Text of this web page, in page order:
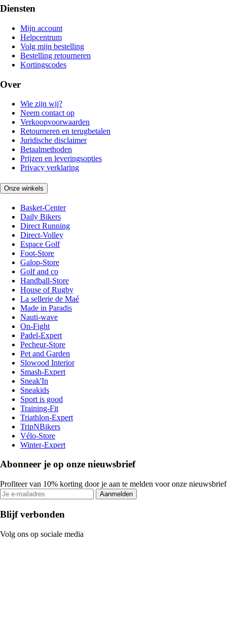
Diensten
Mijn account
Helpcentrum
Volg mijn bestelling
Bestelling retourneren
Kortingscodes
Over
Wie zijn wij?
Neem contact op
Verkoopvoorwaarden
Retourneren en terugbetalen
Juridische disclaimer
Betaalmethoden
Prijzen en leveringsopties
Privacy verklaring
Onze winkels
Basket-Center
Daily Bikers
Direct Running
Direct-Volley
Espace Golf
Foot-Store
Galop-Store
Golf and co
Handball-Store
House of Rugby
La sellerie de Maé
Made in Paradis
Nauti-wave
On-Fight
Padel-Expert
Pecheur-Store
Pet and Garden
Slowood Interior
Smash-Expert
Sneak'In
Sneakids
Sport is good
Training-Fit
Triathlon-Expert
TripNBikers
Vélo-Store
Winter-Expert
Abonneer je op onze nieuwsbrief
Profiteer van 10% korting door je aan te melden voor onze nieuwsbrief
Aanmelden
Blijf verbonden
Volg ons op sociale media